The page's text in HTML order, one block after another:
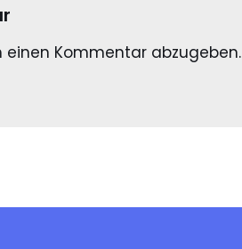
einen Kommentar abzugeben.